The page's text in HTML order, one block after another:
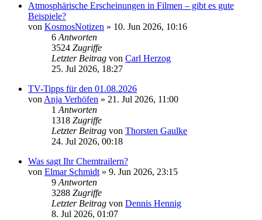
Atmosphärische Erscheinungen in Filmen – gibt es gute
Beispiele?
von KosmosNotizen » 10. Jun 2026, 10:16
6 Antworten
3524 Zugriffe
Letzter Beitrag von Carl Herzog
25. Jul 2026, 18:27
TV-Tipps für den 01.08.2026
von Anja Verhöfen » 21. Jul 2026, 11:00
1 Antworten
1318 Zugriffe
Letzter Beitrag von Thorsten Gaulke
24. Jul 2026, 00:18
Was sagt Ihr Chemtrailern?
von Elmar Schmidt » 9. Jun 2026, 23:15
9 Antworten
3288 Zugriffe
Letzter Beitrag von Dennis Hennig
8. Jul 2026, 01:07